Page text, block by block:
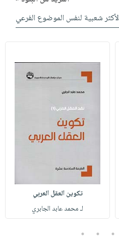
الأكثر شعبية لنفس الموضوع الفرعي
تكوين العقل العربي
لـ محمد عابد الجابري
3
4
5